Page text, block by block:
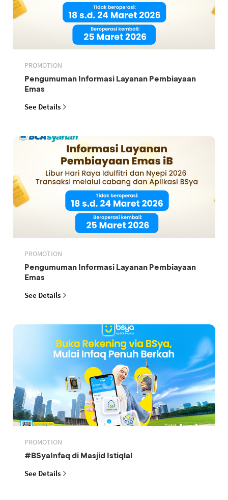
PROMOTION
Pengumuman Informasi Layanan Pembiayaan
Emas
See Details
PROMOTION
Pengumuman Informasi Layanan Pembiayaan
Emas
See Details
PROMOTION
#BSyaInfaq di Masjid Istiqlal
See Details